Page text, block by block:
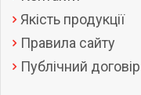
Якість продукції
Правила сайту
Публічний договір